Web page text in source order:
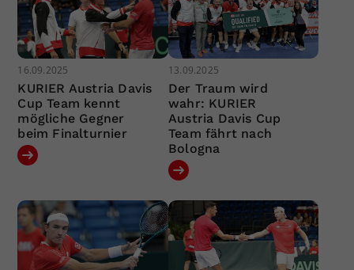
16.09.2025
KURIER Austria Davis
Cup Team kennt
mögliche Gegner
beim Finalturnier
13.09.2025
Der Traum wird
wahr: KURIER
Austria Davis Cup
Team fährt nach
Bologna